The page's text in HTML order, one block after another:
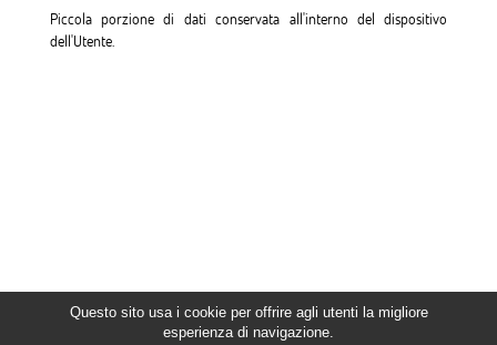
Piccola porzione di dati conservata all'interno del dispositivo
dell'Utente.
Questo sito usa i cookie per offrire agli utenti la migliore
esperienza di navigazione.